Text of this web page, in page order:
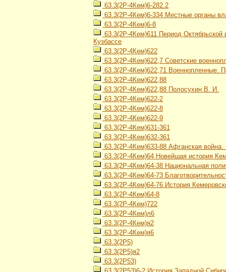
63.3(2Р-4Кем)6-282.2
63.3(2Р-4Кем)6-334 Местные органы
63.3(2Р-4Кем)6-8
63.3(2Р-4Кем)611 Период Октябрьской
Кузбассе
63.3(2Р-4Кем)622
63.3(2Р-4Кем)622,7 Советские
63.3(2Р-4Кем)622,71 Военнопленные.
63.3(2Р-4Кем)622,88
63.3(2Р-4Кем)622,88 Полосухин В. И.
63.3(2Р-4Кем)622-2
63.3(2Р-4Кем)622-8
63.3(2Р-4Кем)622-9
63.3(2Р-4Кем)631-361
63.3(2Р-4Кем)632-361
63.3(2Р-4Кем)633-88 Афганская война.
63.3(2Р-4Кем)64 Новейшая история
63.3(2Р-4Кем)64-38 Национальная
63.3(2Р-4Кем)64-73
63.3(2Р-4Кем)64-76 История
63.3(2Р-4Кем)64-8
63.3(2Р-4Кем)722
63.3(2Р-4Кем)л6
63.3(2Р-4Кем)я2
63.3(2Р-4Кем)я6
63.3(2Р5)
63.3(2Р5)я2
63.3(2Р53)